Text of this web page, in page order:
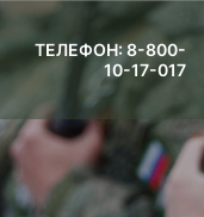
ТЕЛЕФОН: 8-800-
10-17-017